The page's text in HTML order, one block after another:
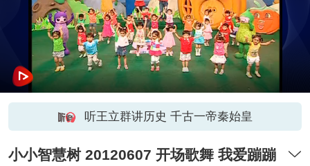
听王立群讲历史 千古一帝秦始皇
小小智慧树 20120607 开场歌舞 我爱蹦蹦